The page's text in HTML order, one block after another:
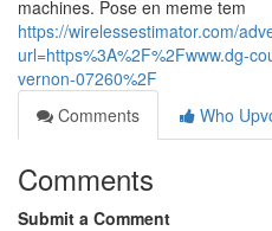
machines. Pose en meme tem
https://wirelessestimator.com/
url=https%3A%2F%2Fwww.dg-
vernon-07260%2F
Comments
Who
Comments
Submit a Comment